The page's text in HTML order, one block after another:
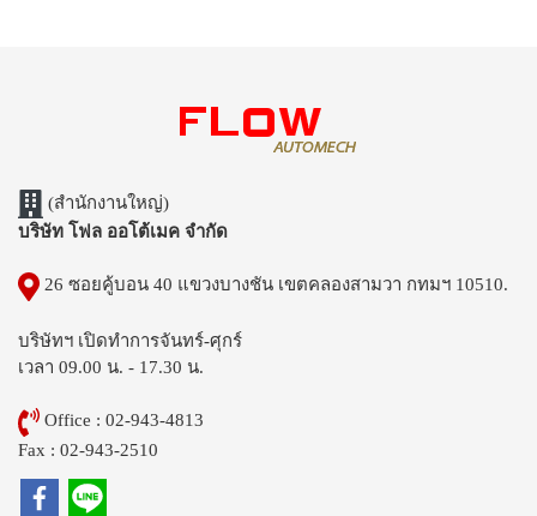
(สำนักงานใหญ่)
บริษัท โฟล ออโต้เมค จำกัด
26 ซอยคู้บอน 40 แขวงบางชัน เขตคลองสามวา กทมฯ 10510.
บริษัทฯ เปิดทำการจันทร์-ศุกร์
เวลา 09.00 น. - 17.30 น.
Office : 02-943-4813
Fax : 02-943-2510